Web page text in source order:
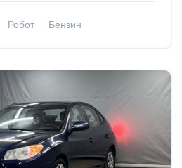
Робот
Бензин